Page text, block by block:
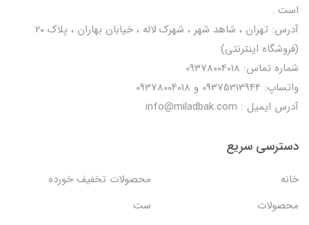
است .
آدرس: تهران ، شاهد شهر ، شهرک لاله ، خیابان بهاران ، پلاک ۲۰
(فروشگاه اینترنتی)
شماره تماس: 09378004018
واتساپ: 09375313944 و 09378004018
آدرس ایمیل : info@miladbak.com
دسترسی سریع
خانه
محصولات تخفیف خورده
محصولات
ست